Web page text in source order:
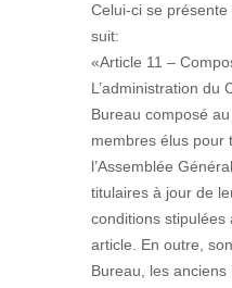
Celui-ci se
suit:
«Article 11 –
L’administration du
Bureau composé
membres élus pour
l’Assemblée
titulaires à jour de
conditions stipulées
article. En outre,
Bureau, les anciens